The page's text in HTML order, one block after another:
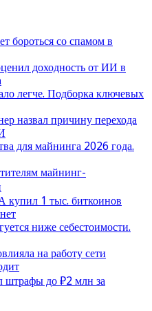
бороться со спамом в
доходность от ИИ в
легче. Подборка ключевых
назвал причину перехода
для майнинга 2026 года.
майнинг-
1 тыс. биткоинов
ниже себестоимости.
на работу сети
штрафы до ₽2 млн за